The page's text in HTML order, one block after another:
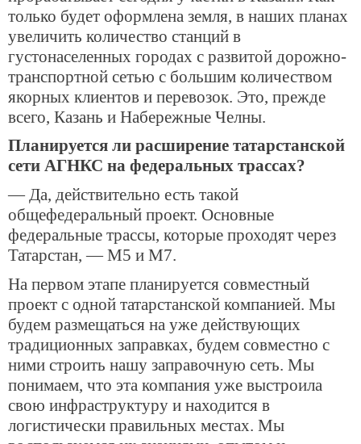
только будет оформлена земля, в наших планах
увеличить количество станций в
густонаселенных городах с развитой дорожно-
транспортной сетью с большим количеством
якорных клиентов и перевозок. Это, прежде
всего, Казань и Набережные Челны.
Планируется ли расширение татарстанской
сети АГНКС на федеральных трассах?
— Да, действительно есть такой
общефедеральный проект. Основные
федеральные трассы, которые проходят через
Татарстан, — М5 и М7.
На первом этапе планируется совместный
проект с одной татарстанской компанией. Мы
будем размещаться на уже действующих
традиционных заправках, будем совместно с
ними строить нашу заправочную сеть. Мы
понимаем, что эта компания уже выстроила
свою инфраструктуру и находится в
логистически правильных местах. Мы